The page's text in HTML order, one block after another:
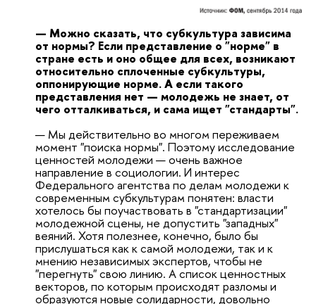
— Можно сказать, что субкультура зависима
от нормы? Если представление о "норме" в
стране есть и оно общее для всех, возникают
относительно сплоченные субкультуры,
оппонирующие норме. А если такого
представления нет — молодежь не знает, от
чего отталкиваться, и сама ищет "стандарты".
— Мы действительно во многом переживаем
момент "поиска нормы". Поэтому исследование
ценностей молодежи — очень важное
направление в социологии. И интерес
Федерального агентства по делам молодежи к
современным субкультурам понятен: власти
хотелось бы поучаствовать в "стандартизации"
молодежной сцены, не допустить "западных"
веяний. Хотя полезнее, конечно, было бы
прислушаться как к самой молодежи, так и к
мнению независимых экспертов, чтобы не
"перегнуть" свою линию. А список ценностных
векторов, по которым происходят разломы и
образуются новые солидарности, довольно